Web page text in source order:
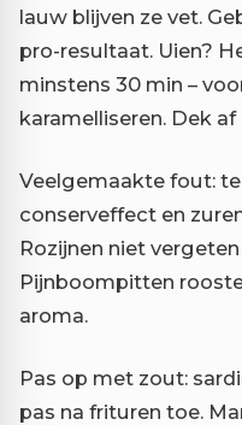
lauw blijven ze vet.
pro-resultaat. Uien?
minstens 30 min –
karamelliseren. Dek af
Veelgemaakte fout:
conserveffect en
Rozijnen niet
Pijnboompitten
aroma.
Pas op met zout:
pas na frituren toe.